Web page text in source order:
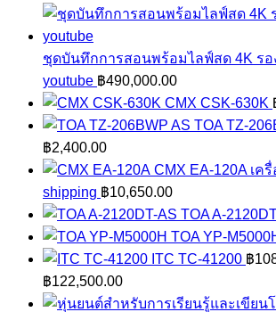
ชุดบันทึกการสอนพร้อมไลฟ์สด 4K รอ
youtube ฿490,000.00
CMX CSK-630K
TOA TZ-
฿2,400.00
CMX EA-120A เค
shipping ฿10,650.00
TOA A-
TOA YP-
ITC TC-41200 ฿
฿122,500.00Price
range: